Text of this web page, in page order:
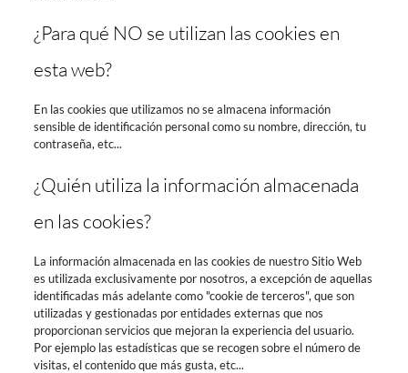
¿Para qué NO se utilizan las cookies en
esta web?
En las cookies que utilizamos no se almacena información
sensible de identificación personal como su nombre, dirección, tu
contraseña, etc...
¿Quién utiliza la información almacenada
en las cookies?
La información almacenada en las cookies de nuestro Sitio Web
es utilizada exclusivamente por nosotros, a excepción de aquellas
identificadas más adelante como "cookie de terceros", que son
utilizadas y gestionadas por entidades externas que nos
proporcionan servicios que mejoran la experiencia del usuario.
Por ejemplo las estadísticas que se recogen sobre el número de
visitas, el contenido que más gusta, etc...